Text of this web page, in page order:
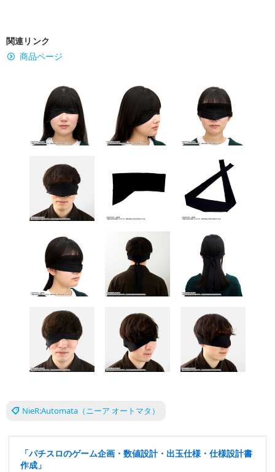
関連リンク
商品ページ
NieR:Automata（ニーア オートマタ）
「パチスロのゲーム企画・数値設計・出玉仕様・仕様設計書
作成」